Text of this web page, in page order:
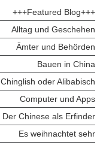
+++Featured Blog+++
Alltag und Geschehen
Ämter und Behörden
Bauen in China
Chinglish oder Alibabisch
Computer und Apps
Der Chinese als Erfinder
Es weihnachtet sehr